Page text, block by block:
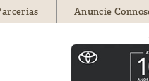
Anuncie
de